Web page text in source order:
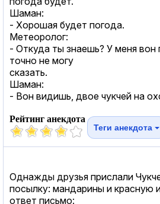
Шаман:
- Хорошая будет погода.
Метеоролог:
- Откуда ты знаешь? У меня вон
точно не могу
сказать.
Шаман:
- Вон видишь, двое чукчей на
Рейтинг анекдота
Теги анекдота
Однажды друзья прислали
посылку: мандарины и красную
ответ письмо: